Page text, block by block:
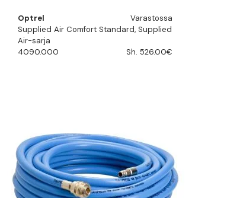
Optrel
Varastossa
Supplied Air Comfort Standard, Supplied
Air-sarja
4090.000
Sh. 526.00€